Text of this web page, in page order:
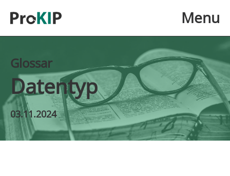
Menu
Glossar
Datentyp
03.11.2024